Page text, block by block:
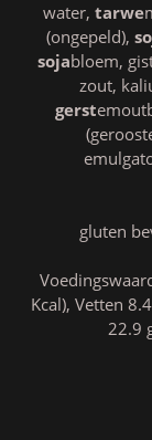
water, tarwe
(ongepeld),
sojabloem,
zout,
gerst
gluten
Kcal), Vetten
22.9